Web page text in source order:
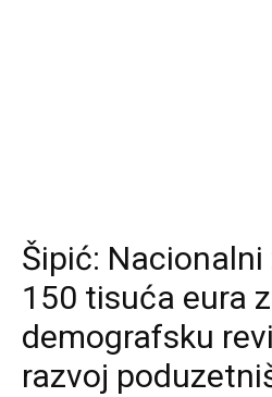
Šipić:
150 tisuća eura
demografsku
razvoj